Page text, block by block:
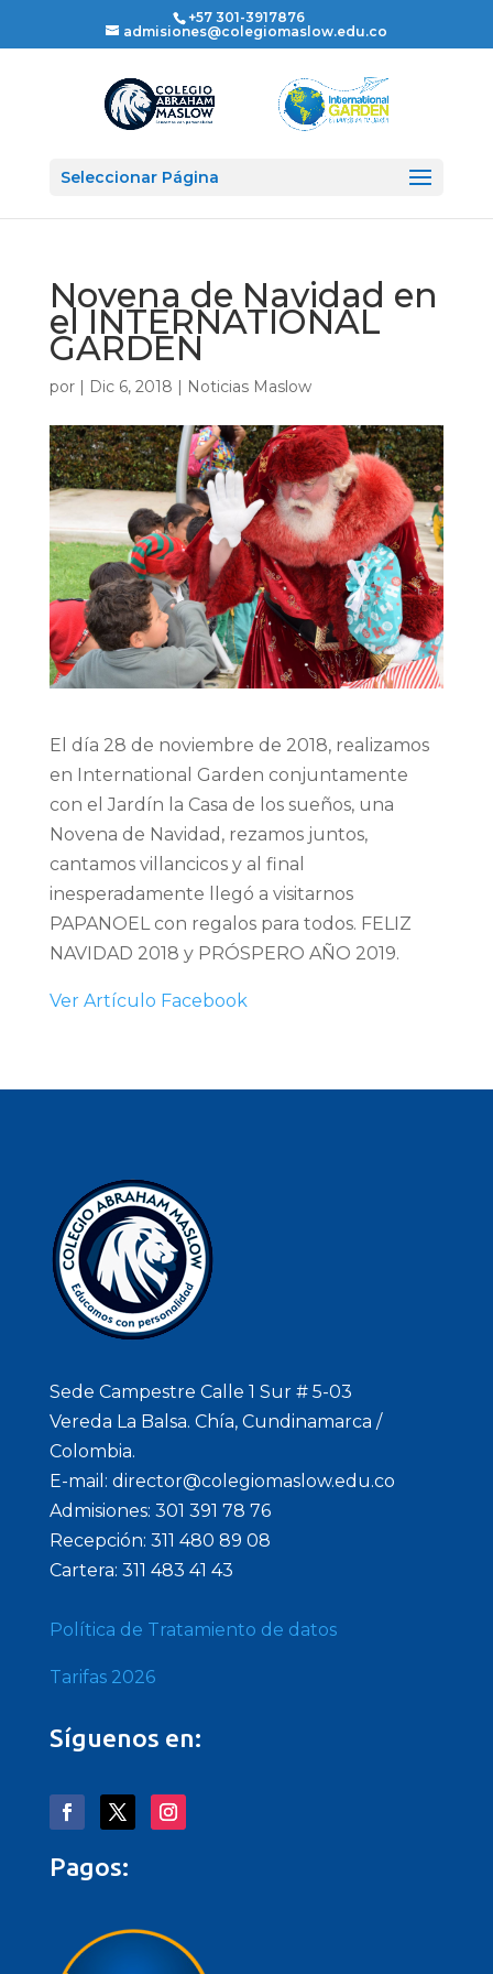
+57 301-3917876
admisiones@colegiomaslow.edu.co
Seleccionar Página
Novena de Navidad en
el INTERNATIONAL
GARDEN
por | Dic 6, 2018 | Noticias Maslow
El día 28 de noviembre de 2018, realizamos
en International Garden conjuntamente
con el Jardín la Casa de los sueños, una
Novena de Navidad, rezamos juntos,
cantamos villancicos y al final
inesperadamente llegó a visitarnos
PAPANOEL con regalos para todos. FELIZ
NAVIDAD 2018 y PRÓSPERO AÑO 2019.
Ver Artículo Facebook
Sede Campestre Calle 1 Sur # 5-03
Vereda La Balsa. Chía, Cundinamarca /
Colombia.
E-mail: director@colegiomaslow.edu.co
Admisiones: 301 391 78 76
Recepción: 311 480 89 08
Cartera: 311 483 41 43
Política de Tratamiento de datos
Tarifas 2026
Síguenos en:
Pagos: